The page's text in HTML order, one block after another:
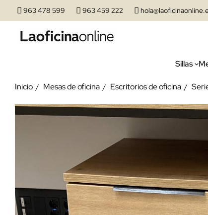
963 478 599 963 459 222
Sillas
Inicio Mesas de oficina Escritorios de oficina